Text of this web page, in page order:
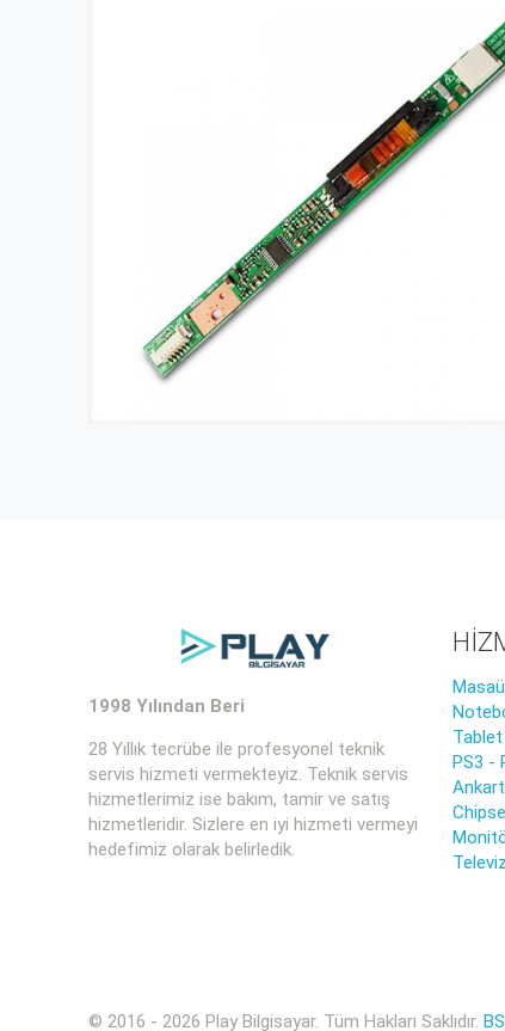
1998 Yılından Beri
28 Yıllık tecrübe ile profesyonel teknik
servis hizmeti vermekteyiz. Teknik servis
hizmetlerimiz ise bakım, tamir ve satış
hizmetleridir. Sizlere en iyi hizmeti vermeyi
hedefimiz olarak belirledik.
PS3 -
© 2016 - 2026 Play Bilgisayar. Tüm Hakları Saklıdır.